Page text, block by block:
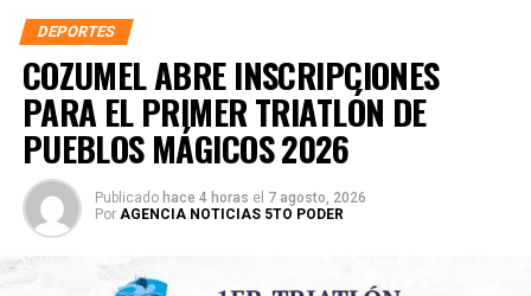
DEPORTES
COZUMEL ABRE INSCRIPCIONES
PARA EL PRIMER TRIATLÓN DE
PUEBLOS MÁGICOS 2026
Publicado hace 4 horas el 7 agosto, 2026
Por AGENCIA NOTICIAS 5TO PODER